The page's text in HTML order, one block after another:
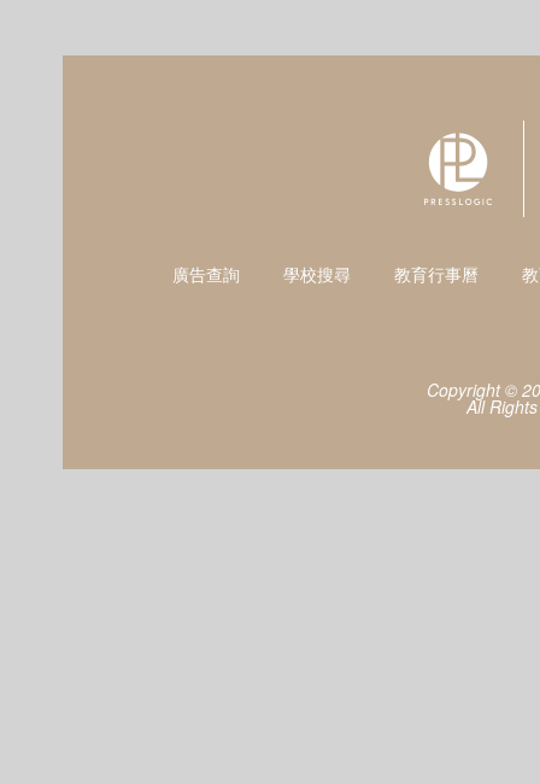
廣告查詢 學校搜尋 教育行事曆
Copyright ©
All